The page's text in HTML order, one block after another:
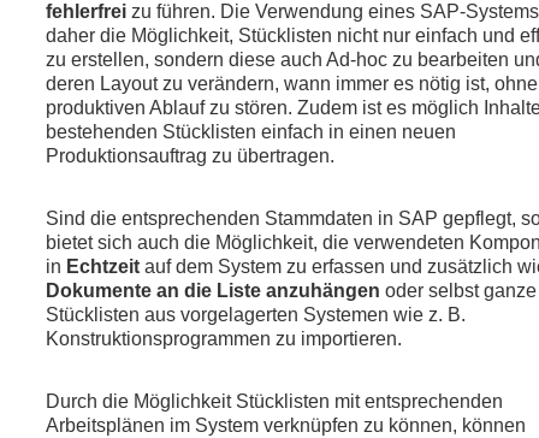
fehlerfrei zu führen. Die Verwendung eines SAP-
daher die Möglichkeit, Stücklisten nicht nur einfach und
zu erstellen, sondern diese auch Ad-hoc zu bearbeiten
deren Layout zu verändern, wann immer es nötig ist,
produktiven Ablauf zu stören. Zudem ist es möglich
bestehenden Stücklisten einfach in einen neuen
Produktionsauftrag zu übertragen.
Sind die entsprechenden Stammdaten in SAP gepflegt,
bietet sich auch die Möglichkeit, die verwendeten
in Echtzeit auf dem System zu erfassen und zusätzlich
Dokumente an die Liste anzuhängen oder selbst ganze
Stücklisten aus vorgelagerten Systemen wie z. B.
Konstruktionsprogrammen zu importieren.
Durch die Möglichkeit Stücklisten mit entsprechenden
Arbeitsplänen im System verknüpfen zu können, können